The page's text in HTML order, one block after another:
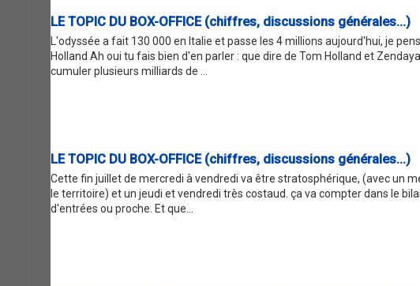
LE TOPIC DU BOX-OFFICE (chiffres, discussions générales...)
L'odyssée a fait 130 000 en Italie et passe les 4 millions aujourd'hui, je
Holland Ah oui tu fais bien d'en parler : que dire de Tom Holland et
cumuler plusieurs milliards de ...
LE TOPIC DU BOX-OFFICE (chiffres, discussions générales...)
Cette fin juillet de mercredi à vendredi va être stratosphérique, (avec un
le territoire) et un jeudi et vendredi très costaud. ça va compter dans le
d'entrées ou proche. Et que...